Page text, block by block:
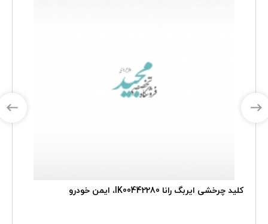
کلید چرخشی ایربگ رانا IK00442280، ایمن خودرو